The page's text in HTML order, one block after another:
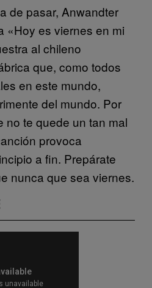
de pasar, Anwandter
«Hoy es viernes en mi
al chileno
que, como todos
en este mundo,
del mundo. Por
no te quede un tan mal
provoca
a fin. Prepárate
nunca que sea viernes.